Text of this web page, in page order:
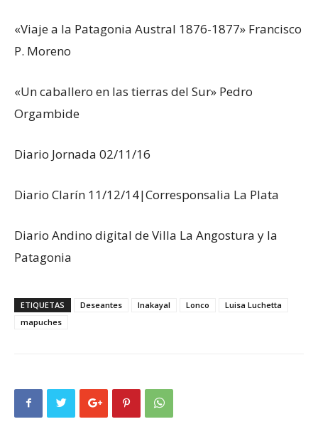
«Viaje a la Patagonia Austral 1876-1877» Francisco
P. Moreno
«Un caballero en las tierras del Sur» Pedro
Orgambide
Diario Jornada 02/11/16
Diario Clarín 11/12/14|Corresponsalia La Plata
Diario Andino digital de Villa La Angostura y la
Patagonia
ETIQUETAS Deseantes Inakayal Lonco
Luisa Luchetta
mapuches